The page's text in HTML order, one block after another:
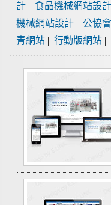
計 | 食品機械網站設計
機械網站設計 | 公協
青網站 | 行動版網站 |